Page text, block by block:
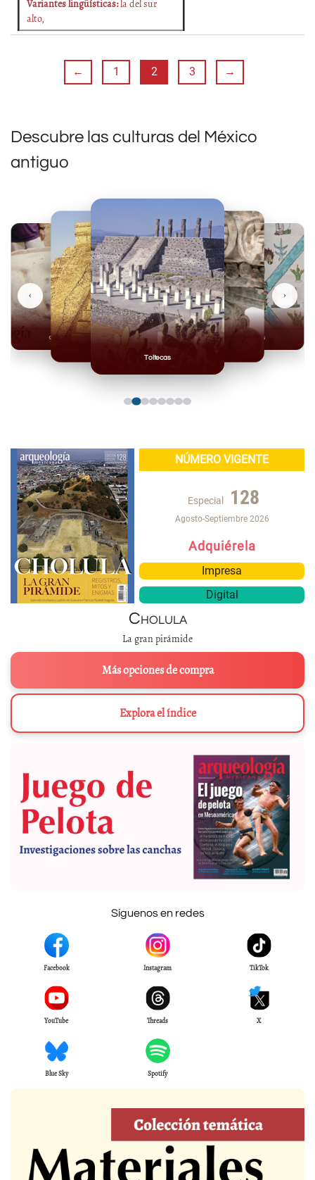
Variantes lingüísticas:la del sur
alto,
← 1 2 3 →
Descubre las culturas del México
antiguo
Toltecas
Mexicas
Olmecas
‹ ›
NÚMERO VIGENTE
Especial 128
Agosto-Septiembre 2026
Adquiérela
Impresa
Digital
Cholula
La gran pirámide
Más opciones de compra
Explora el índice
Síguenos en redes
Facebook Instagram TikTok
YouTube Threads X
Blue Sky Spotify